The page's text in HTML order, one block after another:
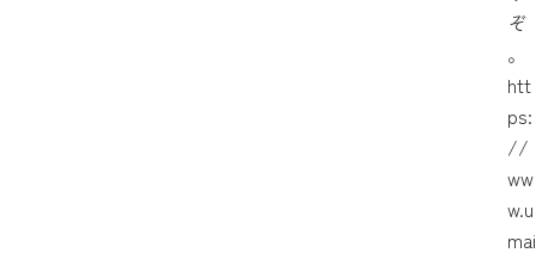
ぞ
。
htt
ps:
//
ww
w.u
mai